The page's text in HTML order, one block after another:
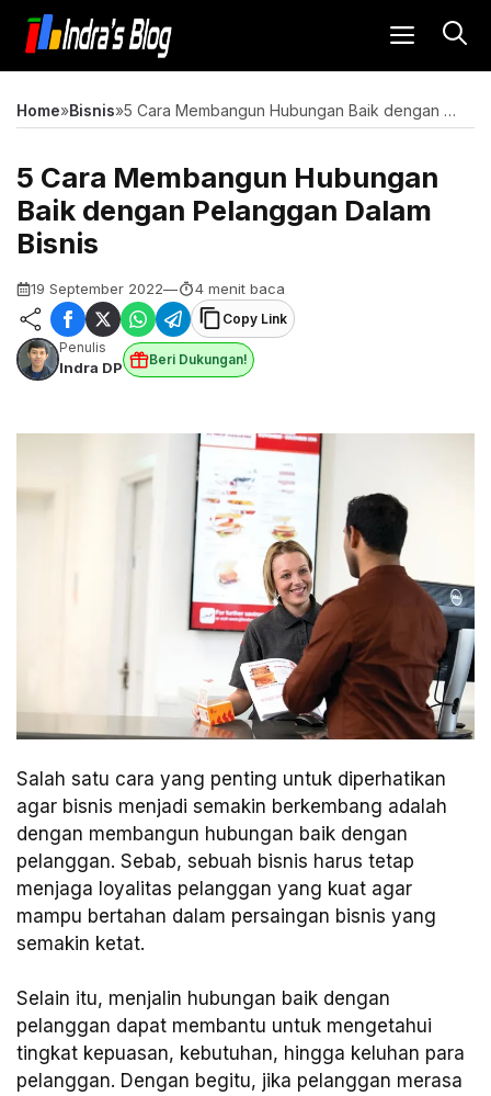
Langsung
isi
MENU
Home»Bisnis» 5 Cara Membangun Hubungan Baik dengan Pelanggan Dalam Bisnis
5 Cara Membangun Hubungan
Baik dengan Pelanggan Dalam
Bisnis
19 September 2022— 4 menit baca
Copy Link
Penulis
Indra DP Beri Dukungan!
Salah satu cara yang penting untuk diperhatikan
agar bisnis menjadi semakin berkembang adalah
dengan membangun hubungan baik dengan
pelanggan. Sebab, sebuah bisnis harus tetap
menjaga loyalitas pelanggan yang kuat agar
mampu bertahan dalam persaingan bisnis yang
semakin ketat.
Selain itu, menjalin hubungan baik dengan
pelanggan dapat membantu untuk mengetahui
tingkat kepuasan, kebutuhan, hingga keluhan para
pelanggan. Dengan begitu, jika pelanggan merasa